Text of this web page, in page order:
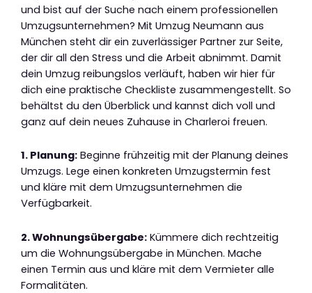
und bist auf der Suche nach einem professionellen
Umzugsunternehmen? Mit Umzug Neumann aus
München steht dir ein zuverlässiger Partner zur Seite,
der dir all den Stress und die Arbeit abnimmt. Damit
dein Umzug reibungslos verläuft, haben wir hier für
dich eine praktische Checkliste zusammengestellt. So
behältst du den Überblick und kannst dich voll und
ganz auf dein neues Zuhause in Charleroi freuen.
1. Planung: Beginne frühzeitig mit der Planung deines
Umzugs. Lege einen konkreten Umzugstermin fest
und kläre mit dem Umzugsunternehmen die
Verfügbarkeit.
2. Wohnungsübergabe: Kümmere dich rechtzeitig
um die Wohnungsübergabe in München. Mache
einen Termin aus und kläre mit dem Vermieter alle
Formalitäten.